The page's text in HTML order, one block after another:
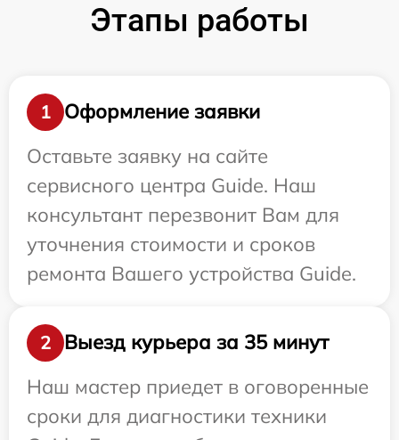
Этапы работы
1
Оформление заявки
Оставьте заявку на сайте
сервисного центра Guide. Наш
консультант перезвонит Вам для
уточнения стоимости и сроков
ремонта Вашего устройства Guide.
2
Выезд курьера за 35 минут
Наш мастер приедет в оговоренные
сроки для диагностики техники